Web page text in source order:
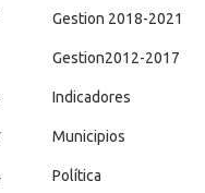
Gestion 2018-2021
Gestion2012-2017
Indicadores
Municipios
Política